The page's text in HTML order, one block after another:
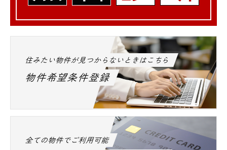
住みたい物件が見つからないときはこちら
物件希望条件登録
全ての物件でご利用可能